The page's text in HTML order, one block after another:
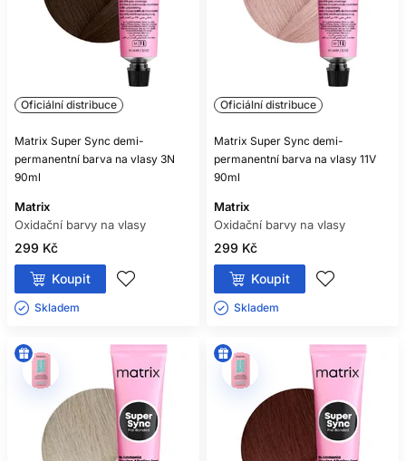
Oficiální distribuce
Matrix Super Sync demi-
permanentní barva na vlasy 3N
90ml
Matrix
Oxidační barvy na vlasy
299 Kč
Koupit
Skladem ㅤ
Oficiální distribuce
Matrix Super Sync demi-
permanentní barva na vlasy 11V
90ml
Matrix
Oxidační barvy na vlasy
299 Kč
Koupit
Skladem ㅤ